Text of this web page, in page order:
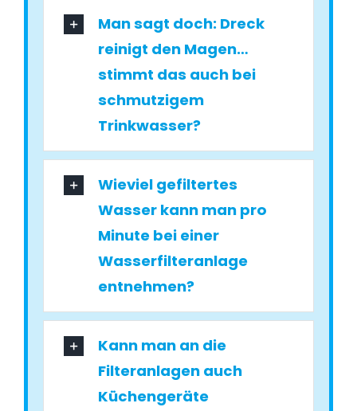
Man sagt doch: Dreck
reinigt den Magen…
stimmt das auch bei
schmutzigem
Trinkwasser?
Wieviel gefiltertes
Wasser kann man pro
Minute bei einer
Wasserfilteranlage
entnehmen?
Kann man an die
Filteranlagen auch
Küchengeräte